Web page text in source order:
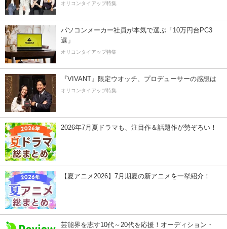
オリコンタイアップ特集
パソコンメーカー社員が本気で選ぶ「10万円台PC3
選」
オリコンタイアップ特集
『VIVANT』限定ウオッチ、プロデューサーの感想は
オリコンタイアップ特集
2026年7月夏ドラマも、注目作＆話題作が勢ぞろい！
【夏アニメ2026】7月期夏の新アニメを一挙紹介！
芸能界を志す10代～20代を応援！オーディション・